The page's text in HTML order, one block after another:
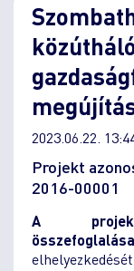
2023.06.22.
Projekt
2016-00001
A